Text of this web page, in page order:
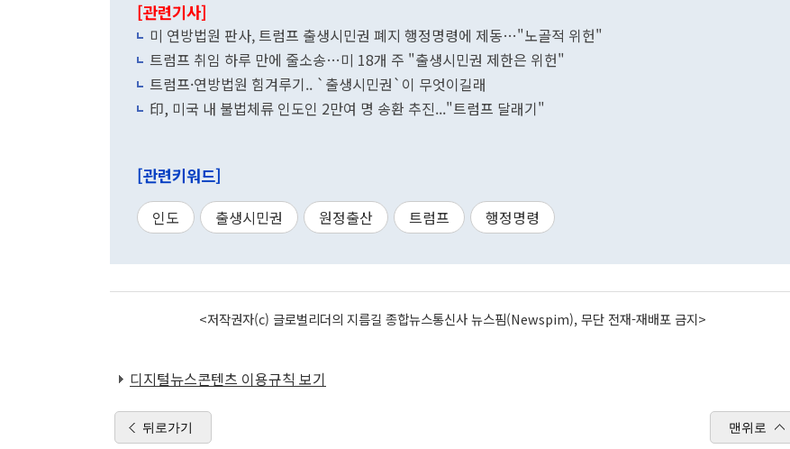
[관련기사]
미 연방법원 판사, 트럼프 출생시민권 폐지 행정명령에 제동…"노골적 위헌"
트럼프 취임 하루 만에 줄소송…미 18개 주 "출생시민권 제한은 위헌"
트럼프·연방법원 힘겨루기.. `출생시민권`이 무엇이길래
印, 미국 내 불법체류 인도인 2만여 명 송환 추진..."트럼프 달래기"
[관련키워드]
인도 출생시민권 원정출산 트럼프 행정명령
<저작권자(c) 글로벌리더의 지름길 종합뉴스통신사 뉴스핌(Newspim), 무단 전재-재배포 금지>
디지털뉴스콘텐츠 이용규칙 보기
뒤로가기 맨위로